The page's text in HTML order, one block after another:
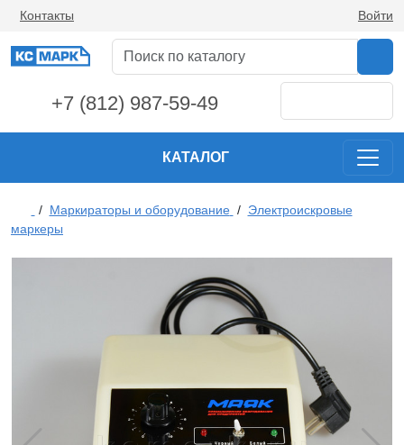
Контакты Войти
+7 (812) 987-59-49
КАТАЛОГ
/ Маркираторы и оборудование / Электроискровые
маркеры